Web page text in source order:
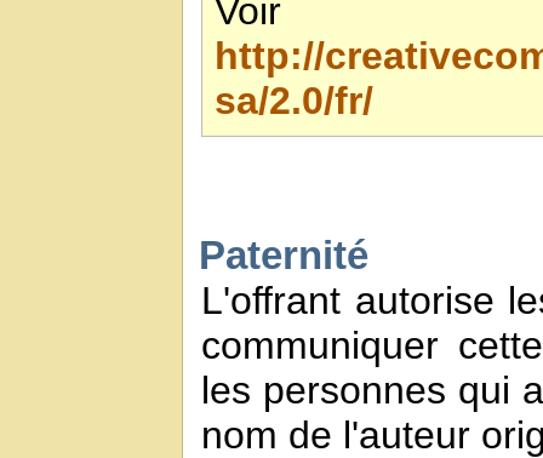
Voir
http://
sa/2.0/fr/
Paternité
L'offrant autorise
communiquer
les personnes qui
nom de l'auteur